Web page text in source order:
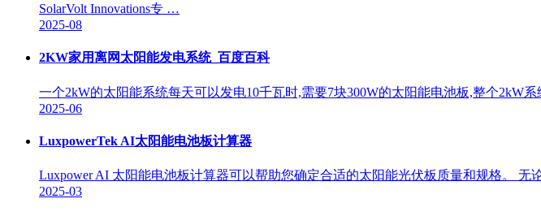
SolarVolt Innovations专 …
2025-08
2KW家用离网太阳能发电系统_百度百科
一个2kW的太阳能系统每天可以发电10千瓦时,需要7块300W的太阳能电池板,整个2kW系
2025-06
LuxpowerTek AI太阳能电池板计算器
Luxpower AI 太阳能电池板计算器可以帮助您确定合适的太阳能光伏板质量和规格。
2025-03